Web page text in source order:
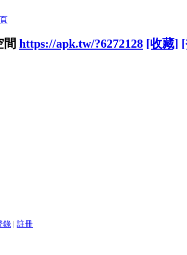
間 https://apk.tw/?6272128 [收藏]
錄 | 註冊